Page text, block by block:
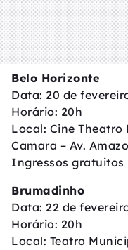
Belo Horizonte
Data: 20 de
Horário: 20h
Local: Cine Theatro
Camara – Av.
Ingressos gratuitos
Brumadinho
Data: 22 de
Horário: 20h
Local: Teatro